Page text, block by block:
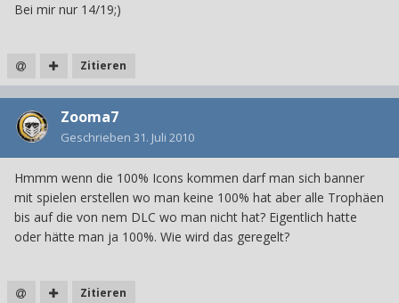
Bei mir nur 14/19;)
Zitieren
Zooma7
Geschrieben 31. Juli 2010
Hmmm wenn die 100% Icons kommen darf man sich banner
mit spielen erstellen wo man keine 100% hat aber alle Trophäen
bis auf die von nem DLC wo man nicht hat? Eigentlich hatte
oder hätte man ja 100%. Wie wird das geregelt?
Zitieren